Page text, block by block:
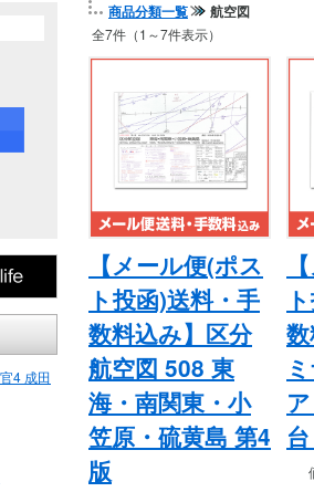
4 成田
商品分類一覧 航空図
全7件（1～7件表示）
【メール便(ポス
ト投函)送料・手
数料込み】区分
航空図 508 東
海・南関東・小
笠原・硫黄島 第4
版